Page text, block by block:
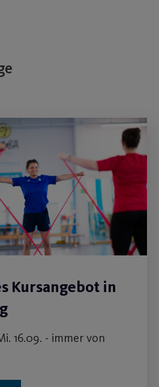
Kursangebot in
16.09. - immer von